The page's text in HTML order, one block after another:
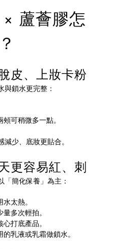
蘆薈膠怎
皮、上妝卡粉
鎖水更完整：
可稍微多一點。
少、底妝更貼合。
更容易紅、刺
簡化保養」為主：
太熱。
多次輕拍。
打底產品。
乳液或乳霜做鎖水。